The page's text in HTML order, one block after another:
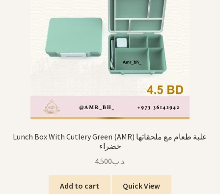
Lunch Box With Cutlery Green (AMR) علبة طعام مع ملحقاتها
خضراء
.د.ب4.500
Add to cart Quick View